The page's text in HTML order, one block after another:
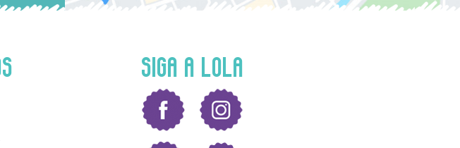
SIGA A LOLA